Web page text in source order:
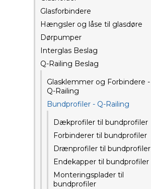
Glasforbindere
Hængsler og låse til glasdøre
Dørpumper
Interglas Beslag
Q-Railing Beslag
Glasklemmer og Forbindere -
Q-Railing
Bundprofiler - Q-Railing
Dækprofiler til bundprofiler
Forbinderer til bundprofiler
Drænprofiler til bundprofiler
Endekapper til bundprofiler
Monteringsplader til
bundprofiler